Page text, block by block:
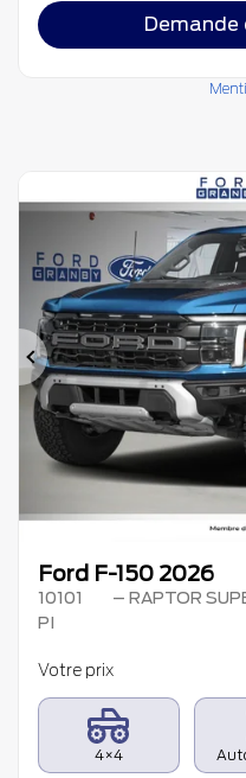
Précédent
Ford F-150 2026
10101
– RAPTOR
PI
Votre prix
4×4